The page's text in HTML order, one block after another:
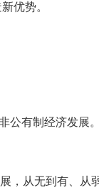
优势。
有制经济发展。
从无到有、从